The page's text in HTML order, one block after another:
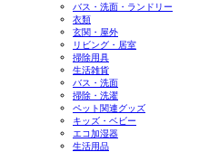
バス・洗面・ランドリー
衣類
玄関・屋外
リビング・居室
掃除用具
生活雑貨
バス・洗面
掃除・洗濯
ペット関連グッズ
キッズ・ベビー
エコ加湿器
生活用品